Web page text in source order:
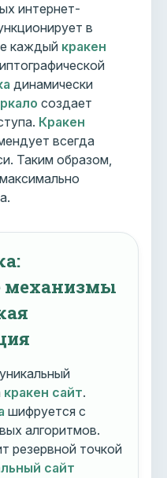
интернет-
в
каждый кракен
динамически
создает
Кракен
всегда
Таким образом,
механизмы
кракен сайт.
шифруется с
алгоритмов.
резервной точкой
сайт